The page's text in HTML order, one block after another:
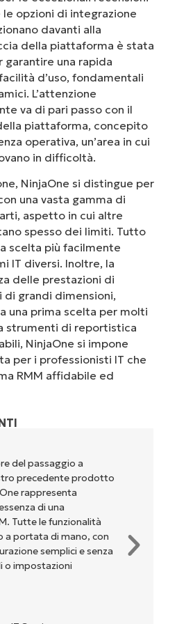
le opzioni di integrazione
davanti alla
della piattaforma è stata
garantire una rapida
d’uso, fondamentali
L’attenzione
va di pari passo con il
piattaforma, concepito
operativa, un’area in cui
in difficoltà.
NinjaOne si distingue per
una vasta gamma di
aspetto in cui altre
spesso dei limiti. Tutto
scelta più facilmente
IT diversi. Inoltre, la
delle prestazioni di
di grandi dimensioni,
una prima scelta per molti
strumenti di reportistica
NinjaOne si impone
per i professionisti IT che
RMM affidabile ed
del passaggio a
precedente prodotto
rappresenta
di una
Tutte le funzionalità
a portata di mano, con
semplici e senza
o impostazioni